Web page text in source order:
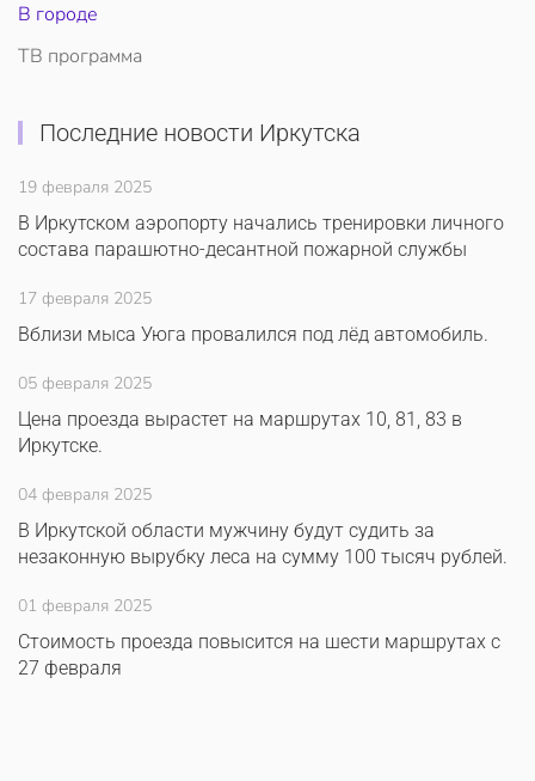
В городе
ТВ программа
Последние новости Иркутска
19 февраля 2025
В Иркутском аэропорту начались тренировки личного
состава парашютно-десантной пожарной службы
17 февраля 2025
Вблизи мыса Уюга провалился под лёд автомобиль.
05 февраля 2025
Цена проезда вырастет на маршрутах 10, 81, 83 в
Иркутске.
04 февраля 2025
В Иркутской области мужчину будут судить за
незаконную вырубку леса на сумму 100 тысяч рублей.
01 февраля 2025
Стоимость проезда повысится на шести маршрутах с
27 февраля